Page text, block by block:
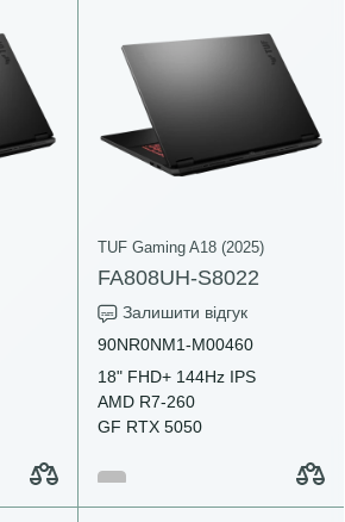
TUF Gaming A18 (2025)
FA808UH-S8022
Залишити відгук
90NR0NM1-M00460
18" FHD+ 144Hz IPS
AMD R7-260
GF RTX 5050